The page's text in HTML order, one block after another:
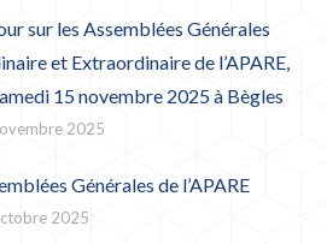
sur les Assemblées Générales
et Extraordinaire de l’APARE,
15 novembre 2025 à Bègles
2025
Générales de l’APARE
2025